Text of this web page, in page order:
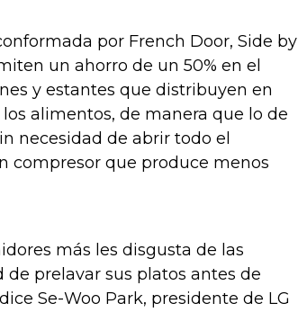
por French Door, Side by
un ahorro de un 50% en el
y estantes que distribuyen en
alimentos, de manera que lo de
necesidad de abrir todo el
compresor que produce menos
más les disgusta de las
prelavar sus platos antes de
Se-Woo Park, presidente de LG